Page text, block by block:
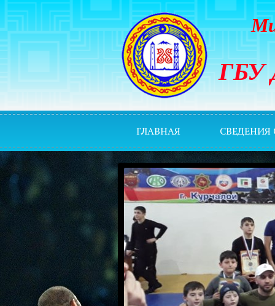
ГБУ
ГЛАВНАЯ